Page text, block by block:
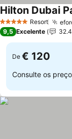
5 Estrelas Resort
Hilton Dubai
9,5 Excelente
De € 120
Consulte os